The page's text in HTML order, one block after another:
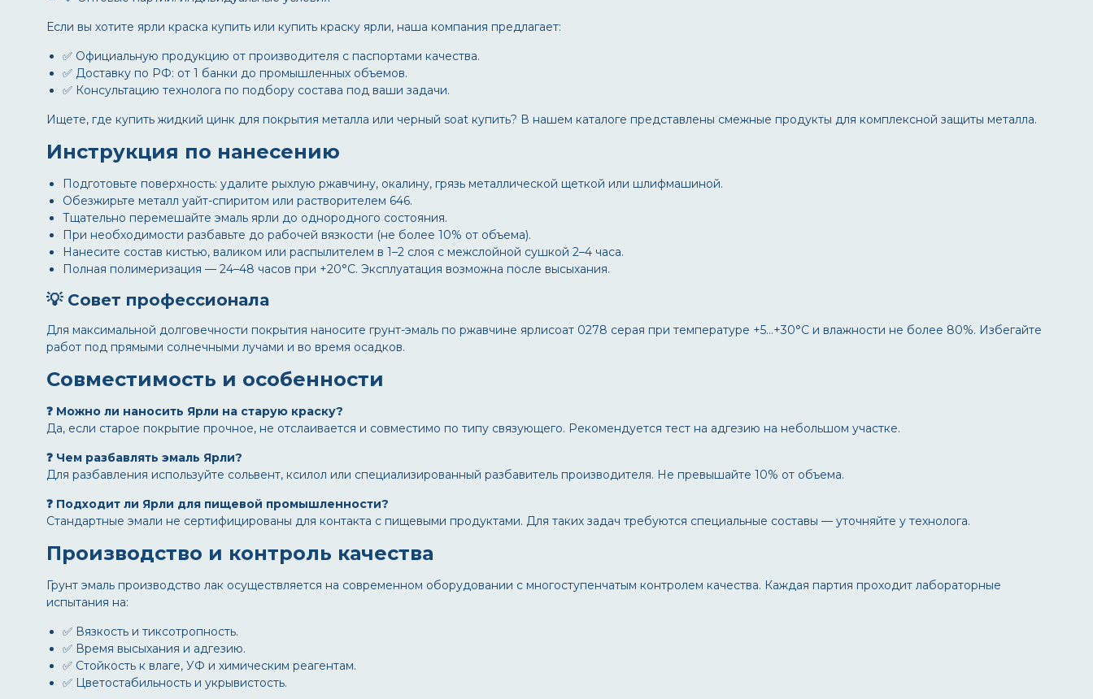
Если вы хотите ярли краска купить или купить краску ярли, наша компания предлагает:
✅ Официальную продукцию от производителя с паспортами качества.
✅ Доставку по РФ: от 1 банки до промышленных объемов.
✅ Консультацию технолога по подбору состава под ваши задачи.
Ищете, где купить жидкий цинк для покрытия металла или черный soat купить? В нашем каталоге представлены смежные продукты для комплексной защиты металла.
Инструкция по нанесению
Подготовьте поверхность: удалите рыхлую ржавчину, окалину, грязь металлической щеткой или шлифмашиной.
Обезжирьте металл уайт-спиритом или растворителем 646.
Тщательно перемешайте эмаль ярли до однородного состояния.
При необходимости разбавьте до рабочей вязкости (не более 10% от объема).
Нанесите состав кистью, валиком или распылителем в 1–2 слоя с межслойной сушкой 2–4 часа.
Полная полимеризация — 24–48 часов при +20°C. Эксплуатация возможна после высыхания.
💡 Совет профессионала
Для максимальной долговечности покрытия наносите грунт-эмаль по ржавчине ярлисоат 0278 серая при температуре +5…+30°C и влажности не более 80%. Избегайте
работ под прямыми солнечными лучами и во время осадков.
Совместимость и особенности
❓ Можно ли наносить Ярли на старую краску?
Да, если старое покрытие прочное, не отслаивается и совместимо по типу связующего. Рекомендуется тест на адгезию на небольшом участке.
❓ Чем разбавлять эмаль Ярли?
Для разбавления используйте сольвент, ксилол или специализированный разбавитель производителя. Не превышайте 10% от объема.
❓ Подходит ли Ярли для пищевой промышленности?
Стандартные эмали не сертифицированы для контакта с пищевыми продуктами. Для таких задач требуются специальные составы — уточняйте у технолога.
Производство и контроль качества
Грунт эмаль производство лак осуществляется на современном оборудовании с многоступенчатым контролем качества. Каждая партия проходит лабораторные
испытания на:
✅ Вязкость и тиксотропность.
✅ Время высыхания и адгезию.
✅ Стойкость к влаге, УФ и химическим реагентам.
✅ Цветостабильность и укрывистость.